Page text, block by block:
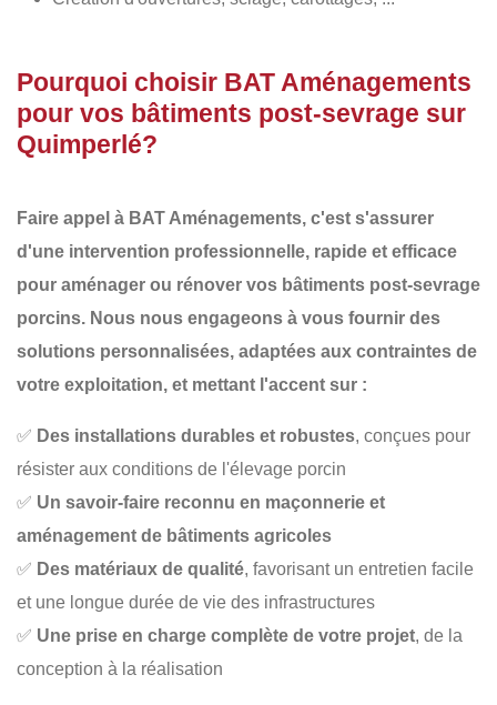
Pourquoi choisir BAT Aménagements
pour vos bâtiments post-sevrage sur
Quimperlé?
Faire appel à BAT Aménagements, c'est s'assurer
d'une intervention professionnelle, rapide et efficace
pour aménager ou rénover vos bâtiments post-sevrage
porcins. Nous nous engageons à vous fournir des
solutions personnalisées, adaptées aux contraintes de
votre exploitation, et mettant l'accent sur :
✅ Des installations durables et robustes, conçues pour
résister aux conditions de l'élevage porcin
✅ Un savoir-faire reconnu en maçonnerie et
aménagement de bâtiments agricoles
✅ Des matériaux de qualité, favorisant un entretien facile
et une longue durée de vie des infrastructures
✅ Une prise en charge complète de votre projet, de la
conception à la réalisation